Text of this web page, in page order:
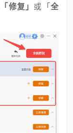
「修复」 或「全